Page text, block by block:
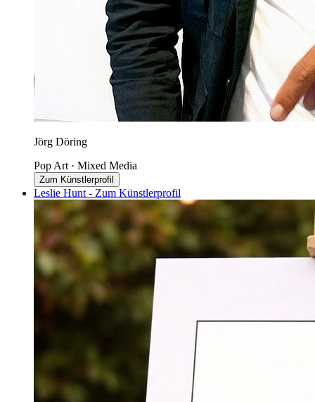
Jörg Döring
Pop Art · Mixed Media
Zum Künstlerprofil
Leslie Hunt - Zum Künstlerprofil